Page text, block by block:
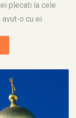
plecati la cele
o cu ei